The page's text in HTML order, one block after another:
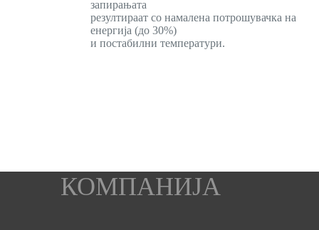
запирањата
резултираат со намалена потрошувачка на
енергија (до 30%)
и постабилни температури.
КОМПАНИЈА